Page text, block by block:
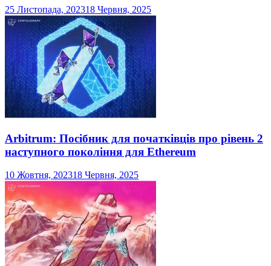
25 Листопада, 202318 Червня, 2025
Arbitrum: Посібник для початківців про рівень 2
наступного покоління для Ethereum
10 Жовтня, 202318 Червня, 2025